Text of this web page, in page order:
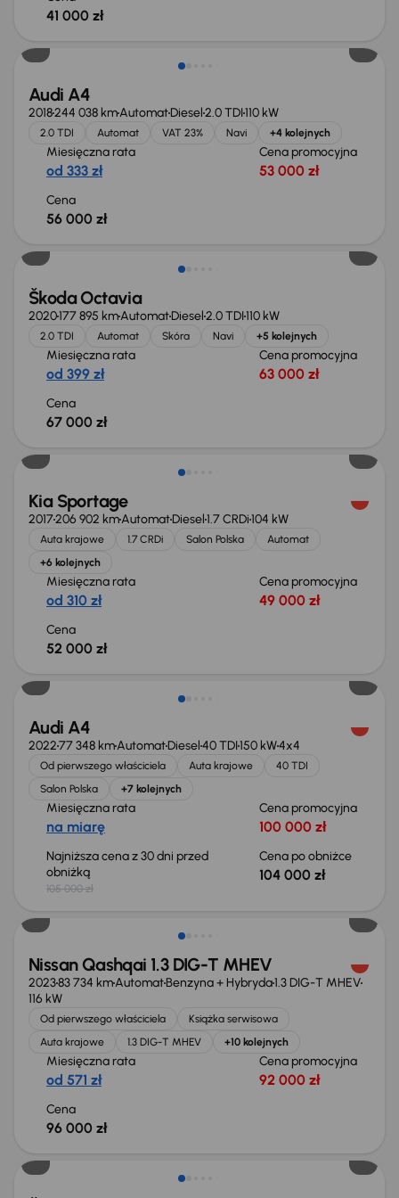
41 000 zł
Audi A4
2018244 038 kmAutomatDiesel2.0 TDI110 kW
2.0 TDI Automat VAT 23% Navi +4 kolejnych
Miesięczna rata
od 333 zł
Cena promocyjna
53 000 zł
Cena
56 000 zł
Škoda Octavia
2020177 895 kmAutomatDiesel2.0 TDI110 kW
2.0 TDI Automat Skóra Navi +5 kolejnych
Miesięczna rata
od 399 zł
Cena promocyjna
63 000 zł
Cena
67 000 zł
Kia Sportage
2017206 902 kmAutomatDiesel1.7 CRDi104 kW
Auta krajowe 1.7 CRDi Salon Polska
Automat
+6 kolejnych
Miesięczna rata
od 310 zł
Cena promocyjna
49 000 zł
Cena
52 000 zł
Taniej o 1 000 zł
Audi A4
202277 348 kmAutomatDiesel40 TDI150 kW4x4
Od pierwszego właściciela Auta krajowe
40 TDI
Salon Polska
+7 kolejnych
Miesięczna rata
na miarę
Cena promocyjna
100 000 zł
Najniższa cena z 30 dni przed
obniżką
105 000 zł
Cena po obniżce
104 000 zł
Możliwość odliczenia VAT
Nissan Qashqai 1.3 DIG-T MHEV
202383 734 kmAutomatBenzyna + Hybryda1.3 DIG-T MHEV
116 kW
Od pierwszego właściciela
Książka serwisowa
Auta krajowe
1.3 DIG-T MHEV +10 kolejnych
Miesięczna rata
od 571 zł
Cena promocyjna
92 000 zł
Cena
96 000 zł
Możliwość odliczenia VAT